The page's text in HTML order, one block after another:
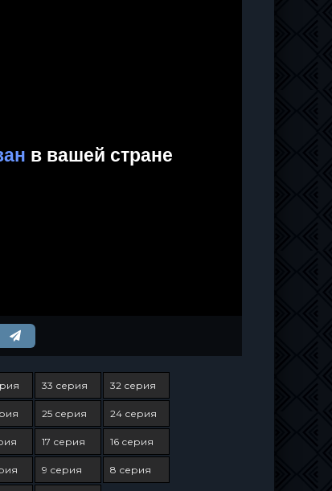
33 серия 32 серия
25 серия 24 серия
17 серия 16 серия
9 серия 8 серия